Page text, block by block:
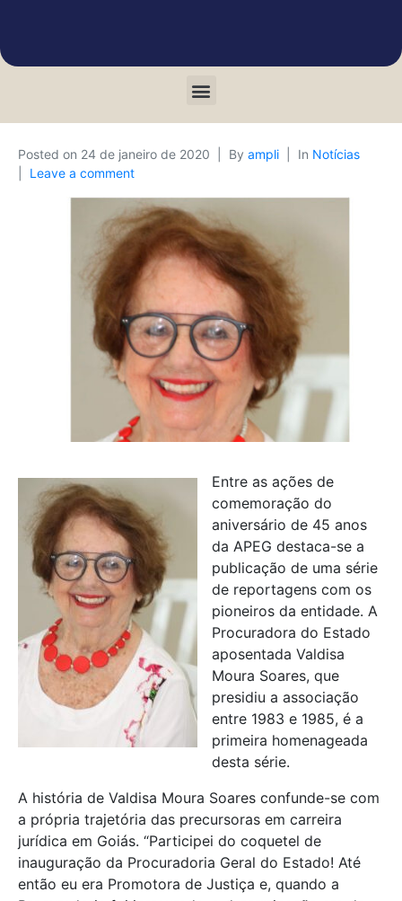
Posted on 24 de janeiro de 2020 By ampli In Notícias
Leave a comment
Entre as ações de
comemoração do
aniversário de 45 anos
da APEG destaca-se a
publicação de uma série
de reportagens com os
pioneiros da entidade. A
Procuradora do Estado
aposentada Valdisa
Moura Soares, que
presidiu a associação
entre 1983 e 1985, é a
primeira homenageada
desta série.
A história de Valdisa Moura Soares confunde-se com
a própria trajetória das precursoras em carreira
jurídica em Goiás. “Participei do coquetel de
inauguração da Procuradoria Geral do Estado! Até
então eu era Promotora de Justiça e, quando a